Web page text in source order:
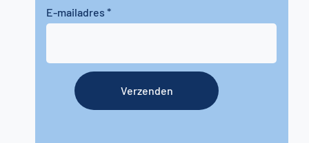
E-mailadres
Verzenden